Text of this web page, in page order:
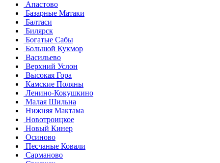
Апастово
Базарные Матаки
Балтаси
Билярск
Богатые Сабы
Большой Кукмор
Васильево
Верхний Услон
Высокая Гора
Камские Поляны
Ленино-Кокушкино
Малая Шильна
Нижняя Мактама
Новотроицкое
Новый Кинер
Осиново
Песчаные Ковали
Сарманово